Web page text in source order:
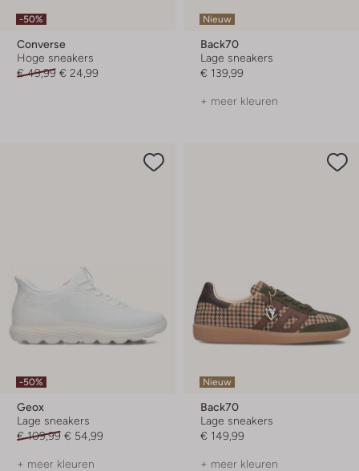
-50%
Converse
Hoge sneakers
€ 49,99 € 24,99
Nieuw
Back70
Lage sneakers
€ 139,99
+ meer kleuren
-50%
Geox
Lage sneakers
€ 109,99 € 54,99
+ meer kleuren
Nieuw
Back70
Lage sneakers
€ 149,99
+ meer kleuren